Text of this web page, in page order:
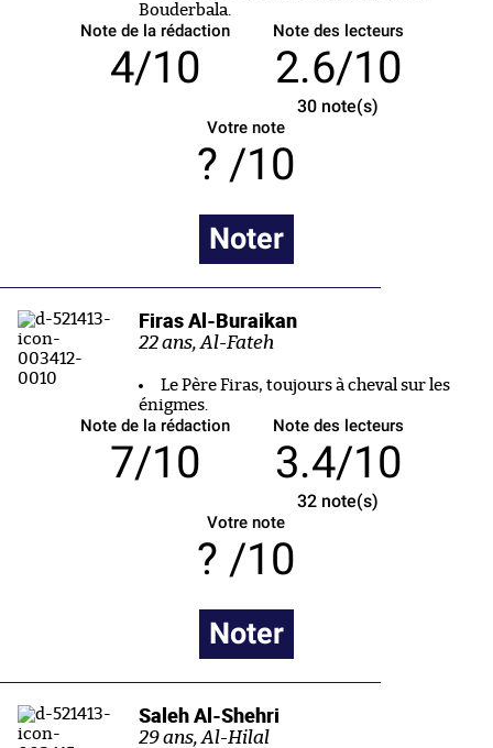
Bouderbala.
Note de la rédaction
4/10
Note des lecteurs
2.6/10
30 note(s)
Votre note
/10
Noter
Firas Al-Buraikan
22 ans, Al-Fateh
Le Père Firas, toujours à cheval sur les
énigmes.
Note de la rédaction
7/10
Note des lecteurs
3.4/10
32 note(s)
Votre note
/10
Noter
Saleh Al-Shehri
29 ans, Al-Hilal